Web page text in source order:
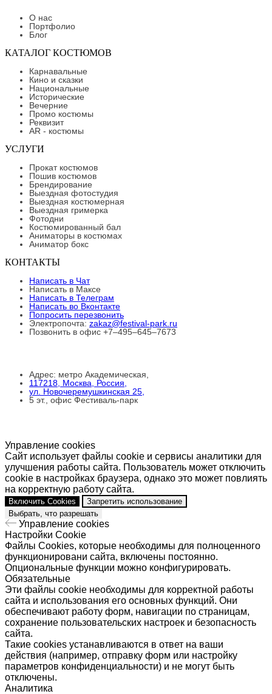
О нас
Портфолио
Блог
КАТАЛОГ КОСТЮМОВ
Карнавальные
Кино и сказки
Национальные
Исторические
Вечерние
Промо костюмы
Реквизит
AR - костюмы
УСЛУГИ
Прокат костюмов
Пошив костюмов
Брендирование
Выездная фотостудия
Выездная костюмерная
Выездная гримерка
Фотодни
Костюмированный бал
Аниматоры в костюмах
Аниматор бокс
КОНТАКТЫ
Написать в Чат
Написать в Максе
Написать в Телеграм
Написать во Вконтакте
Попросить перезвонить
Электропочта: zakaz@festival-park.ru
Позвонить в офис +7–495–645–7673
Адрес: метро Академическая,
117218, Москва, Россия,
ул. Новочеремушкинская 25,
5 эт., офис Фестиваль-парк
Управление cookies
Сайт использует файлы cookie и сервисы аналитики для
улучшения работы сайта. Пользователь может отключить
cookie в настройках браузера, однако это может повлиять
на корректную работу сайта.
Включить Cookies
Запретить использование
Выбрать, что разрешать
Управление cookies
Настройки Cookie
Файлы Cookies, которые необходимы для полноценного
функционировани сайта, включены постоянно.
Опциональные функции можно конфигурировать.
Обязательные
Эти файлы cookie необходимы для корректной работы
сайта и использования его основных функций. Они
обеспечивают работу форм, навигации по страницам,
сохранение пользовательских настроек и безопасность
сайта.
Такие cookies устанавливаются в ответ на ваши
действия (например, отправку форм или настройку
параметров конфиденциальности) и не могут быть
отключены.
Аналитика